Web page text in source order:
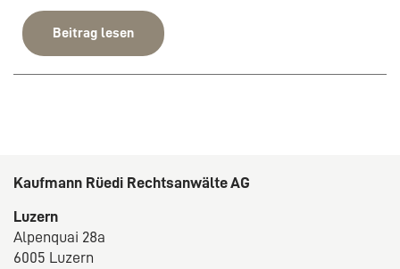
Beitrag lesen
Kaufmann Rüedi Rechtsanwälte AG
Luzern
Alpenquai 28a
6005 Luzern